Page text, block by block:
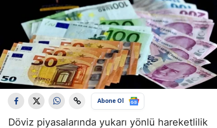
Abone Ol
Döviz piyasalarında yukarı yönlü hareketlilik